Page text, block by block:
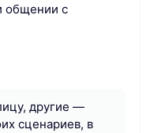
общении с
другие —
сценариев, в